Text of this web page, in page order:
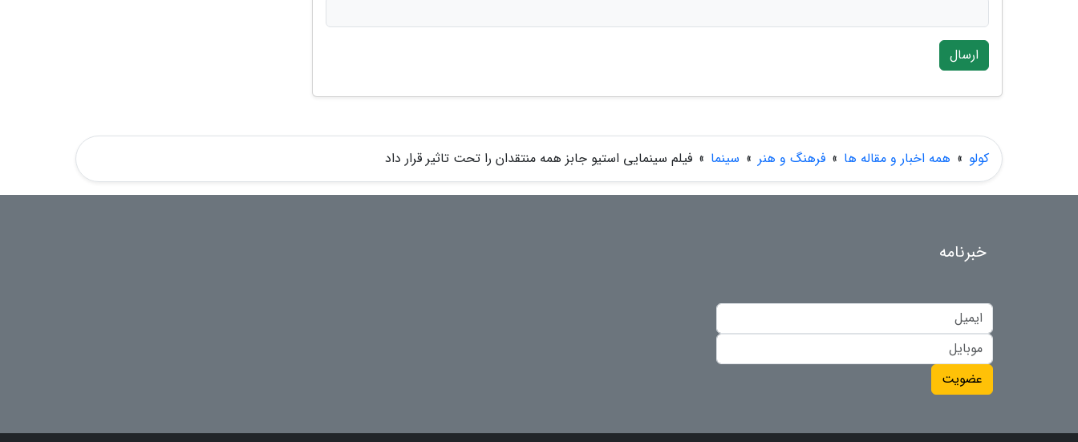
ارسال
کولو » همه اخبار و مقاله ها » فرهنگ و هنر » سینما » فیلم سینمایی استیو جابز همه منتقدان را تحت تاثیر قرار داد
خبرنامه
عضویت